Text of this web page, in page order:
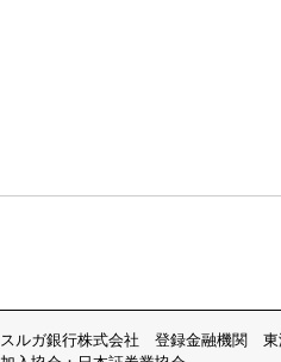
スルガ銀行株式会社 登録金融機関 東